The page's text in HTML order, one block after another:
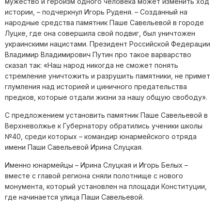
истории, – подчеркнул Игорь Руденя. – Созданный на
народные средства памятник Паше Савельевой в городе
Луцке, где она совершила свой подвиг, был уничтожен
украинскими нацистами. Президент Российской Федерации
Владимир Владимирович Путин про такое варварство
сказал так: «Наш народ никогда не сможет понять
стремление уничтожить и разрушить памятники, не примет
глумления над историей и циничного предательства
предков, которые отдали жизни за нашу общую свободу».
С предложением установить памятник Паше Савельевой в
Верхневолжье к Губернатору обратились ученики школы
№40, среди которых – командир юнармейского отряда
имени Паши Савельевой Ирина Слуцкая.
Именно юнармейцы – Ирина Слуцкая и Игорь Белых –
вместе с главой региона сняли полотнище с нового
монумента, который установлен на площади Конституции,
где начинается улица Паши Савельевой.